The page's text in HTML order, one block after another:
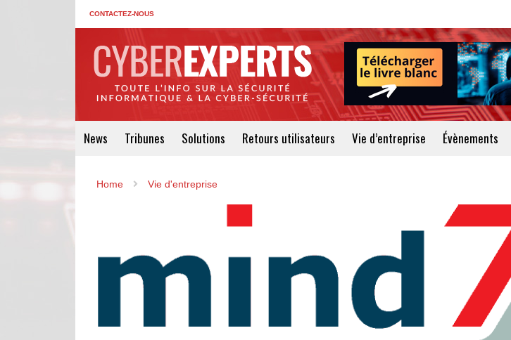
CONTACTEZ-NOUS
News Tribunes Solutions Retours utilisateurs Vie d’entreprise Évènements
Home Vie d'entreprise